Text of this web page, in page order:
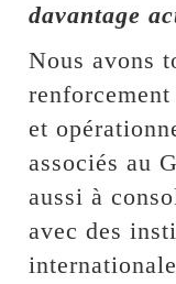
davantage
Nous avons
et
associés au
aussi à
avec des